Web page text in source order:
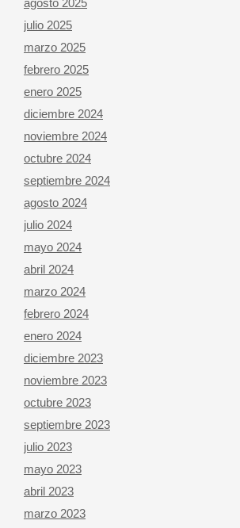
agosto 2025
julio 2025
marzo 2025
febrero 2025
enero 2025
diciembre 2024
noviembre 2024
octubre 2024
septiembre 2024
agosto 2024
julio 2024
mayo 2024
abril 2024
marzo 2024
febrero 2024
enero 2024
diciembre 2023
noviembre 2023
octubre 2023
septiembre 2023
julio 2023
mayo 2023
abril 2023
marzo 2023